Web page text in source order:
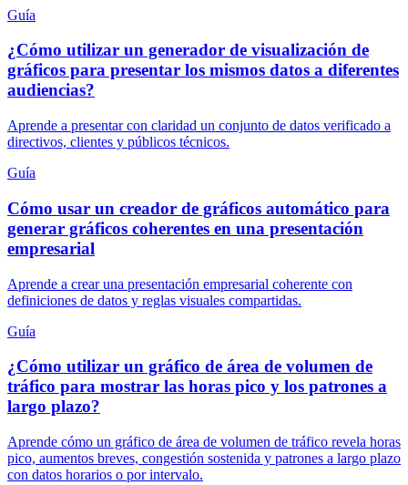
Guía
¿Cómo utilizar un generador de visualización de
gráficos para presentar los mismos datos a diferentes
audiencias?
Aprende a presentar con claridad un conjunto de datos verificado a
directivos, clientes y públicos técnicos.
Guía
Cómo usar un creador de gráficos automático para
generar gráficos coherentes en una presentación
empresarial
Aprende a crear una presentación empresarial coherente con
definiciones de datos y reglas visuales compartidas.
Guía
¿Cómo utilizar un gráfico de área de volumen de
tráfico para mostrar las horas pico y los patrones a
largo plazo?
Aprende cómo un gráfico de área de volumen de tráfico revela horas
pico, aumentos breves, congestión sostenida y patrones a largo plazo
con datos horarios o por intervalo.